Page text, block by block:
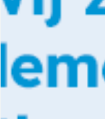
LUCHTBEHANDELING
CONTACTEN